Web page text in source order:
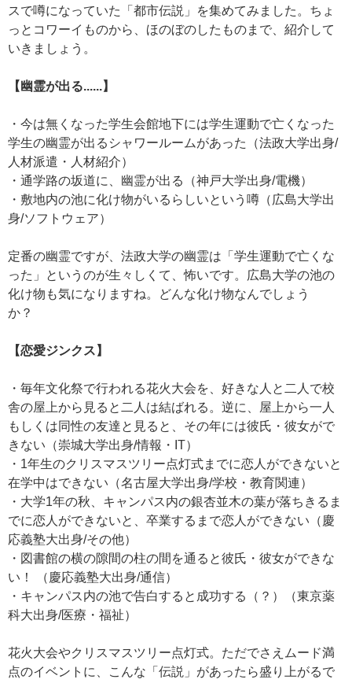
スで噂になっていた「都市伝説」を集めてみました。ちょ
っとコワーイものから、ほのぼのしたものまで、紹介して
いきましょう。
【幽霊が出る......】
・今は無くなった学生会館地下には学生運動で亡くなった
学生の幽霊が出るシャワールームがあった（法政大学出身/
人材派遣・人材紹介）
・通学路の坂道に、幽霊が出る（神戸大学出身/電機）
・敷地内の池に化け物がいるらしいという噂（広島大学出
身/ソフトウェア）
定番の幽霊ですが、法政大学の幽霊は「学生運動で亡くな
った」というのが生々しくて、怖いです。広島大学の池の
化け物も気になりますね。どんな化け物なんでしょう
か？
【恋愛ジンクス】
・毎年文化祭で行われる花火大会を、好きな人と二人で校
舎の屋上から見ると二人は結ばれる。逆に、屋上から一人
もしくは同性の友達と見ると、その年には彼氏・彼女がで
きない（崇城大学出身/情報・IT）
・1年生のクリスマスツリー点灯式までに恋人ができないと
在学中はできない（名古屋大学出身/学校・教育関連）
・大学1年の秋、キャンパス内の銀杏並木の葉が落ちきるま
でに恋人ができないと、卒業するまで恋人ができない（慶
応義塾大出身/その他）
・図書館の横の隙間の柱の間を通ると彼氏・彼女ができな
い！ （慶応義塾大出身/通信）
・キャンパス内の池で告白すると成功する（？）（東京薬
科大出身/医療・福祉）
花火大会やクリスマスツリー点灯式。ただでさえムード満
点のイベントに、こんな「伝説」があったら盛り上がるで